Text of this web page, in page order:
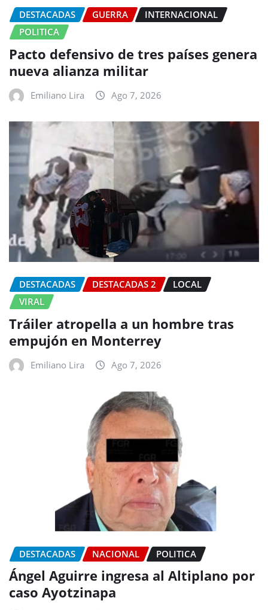
DESTACADAS GUERRA
INTERNACIONAL
POLITICA
Pacto defensivo de tres países genera
nueva alianza militar
Emiliano Lira Ago 7, 2026
DESTACADAS DESTACADAS 2
LOCAL
VIRAL
Tráiler atropella a un hombre tras
empujón en Monterrey
Emiliano Lira Ago 7, 2026
DESTACADAS NACIONAL POLITICA
Ángel Aguirre ingresa al Altiplano por
caso Ayotzinapa